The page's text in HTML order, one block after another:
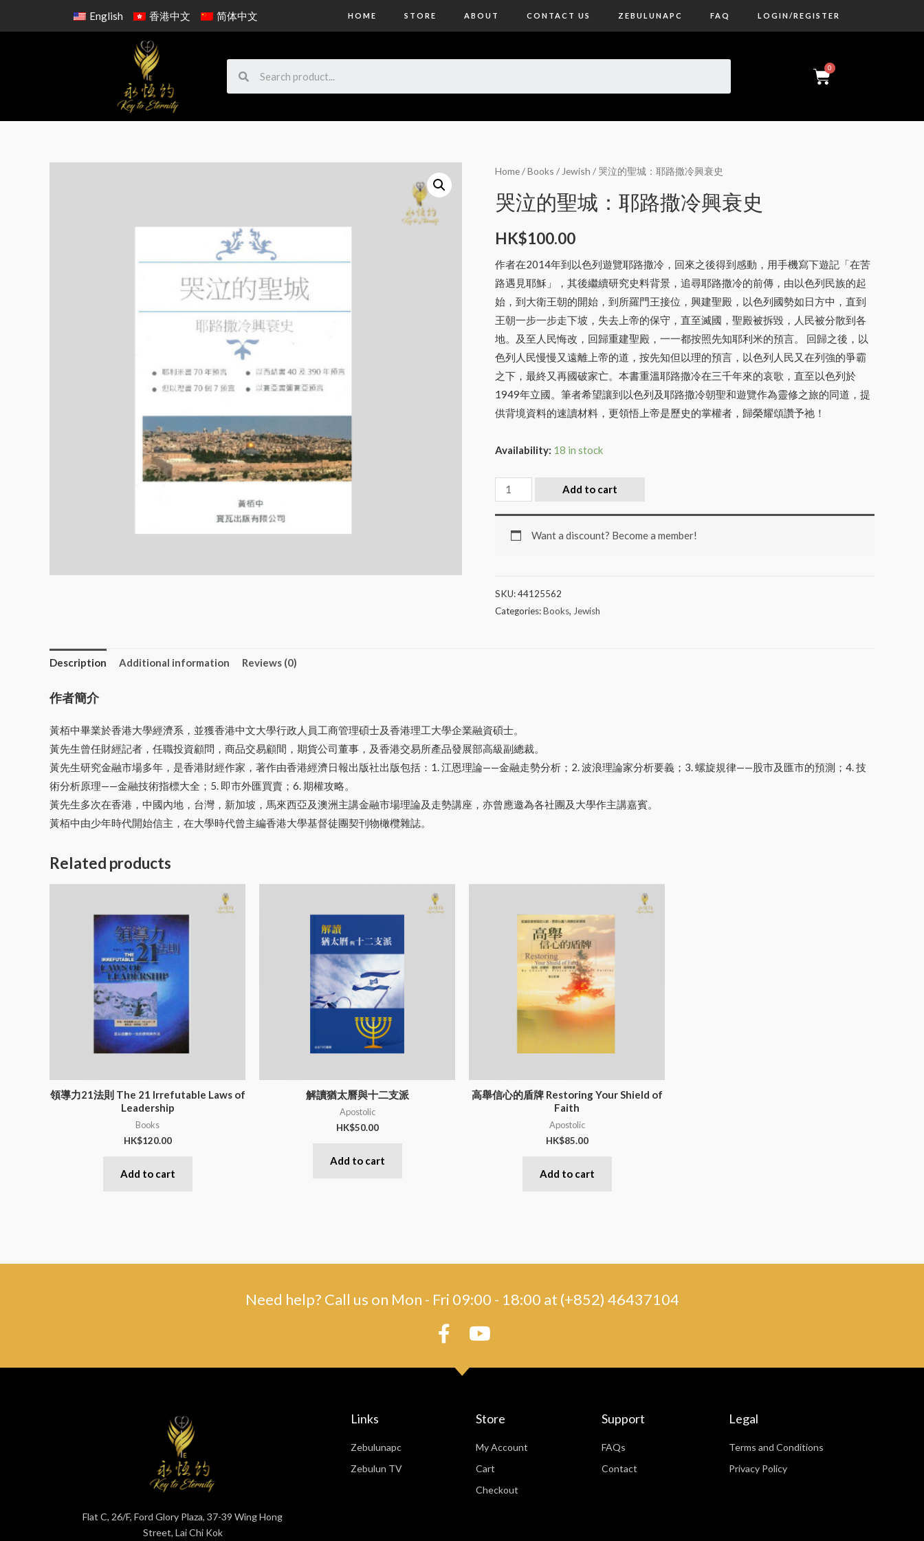
English 香港中文 简体中文 HOME STORE ABOUT CONTACT US ZEBULUNAPC FAQ LOGIN/REGISTER
Home/Books / Jewish / 哭泣的聖城：耶路撒冷興衰史
哭泣的聖城：耶路撒冷興衰史
HK$100.00
作者在2014年到以色列遊覽耶路撒冷，回來之後得到感動，用手機寫下遊記「在苦
路遇見耶穌」，其後繼續研究史料背景，追尋耶路撒冷的前傳，由以色列民族的起
始，到大衛王朝的開始，到所羅門王接位，興建聖殿，以色列國勢如日方中，直到
王朝一步一步走下坡，失去上帝的保守，直至滅國，聖殿被拆毀，人民被分散到各
地。及至人民悔改，回歸重建聖殿，一一都按照先知耶利米的預言。 回歸之後，以
色列人民慢慢又遠離上帝的道，按先知但以理的預言，以色列人民又在列強的爭霸
之下，最終又再國破家亡。本書重溫耶路撒冷在三千年來的哀歌，直至以色列於
1949年立國。筆者希望讓到以色列及耶路撒冷朝聖和遊覽作為靈修之旅的同道，提
供背境資料的速讀材料，更領悟上帝是歷史的掌權者，歸榮耀頌讚予祂！
Availability: 18 in stock
Add to cart
Want a discount? Become a member!
SKU:44125562
Categories:Books, Jewish
Description Additional information Reviews (0)
作者簡介
黃栢中畢業於香港大學經濟系，並獲香港中文大學行政人員工商管理碩士及香港理工大學企業融資碩士。
黃先生曾任財經記者，任職投資顧問，商品交易顧間，期貨公司董事，及香港交易所產品發展部高級副總裁。
黃先生研究金融市場多年，是香港財經作家，著作由香港經濟日報出版社出版包括：1. 江恩理論——金融走勢分析；2. 波浪理論家分析要義；3. 螺旋規律——股市及匯市的預測；4. 技
術分析原理——金融技術指標大全；5. 即市外匯買賣；6. 期權攻略。
黃先生多次在香港，中國內地，台灣，新加坡，馬來西亞及澳洲主講金融市場理論及走勢講座，亦曾應邀為各社團及大學作主講嘉賓。
黃栢中由少年時代開始信主，在大學時代曾主編香港大學基督徒團契刊物橄欖雜誌。
Related products
領導力21法則 The 21 Irrefutable Laws of
Leadership
Books
HK$120.00
Add to cart
解讀猶太曆與十二支派
Apostolic
HK$50.00
Add to cart
高舉信心的盾牌 Restoring Your Shield of
Faith
Apostolic
HK$85.00
Add to cart
Need help? Call us on Mon - Fri 09:00 - 18:00 at (+852) 46437104
Flat C, 26/F, Ford Glory Plaza, 37-39 Wing Hong
Street, Lai Chi Kok
Links
Zebulunapc
Zebulun TV
Store
My Account
Cart
Checkout
Support
FAQs
Contact
Legal
Terms and Conditions
Privacy Policy